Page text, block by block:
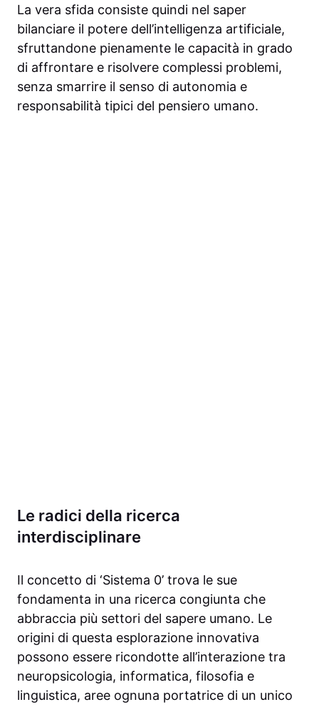
La vera sfida consiste quindi nel saper
bilanciare il potere dell’intelligenza artificiale,
sfruttandone pienamente le capacità in grado
di affrontare e risolvere complessi problemi,
senza smarrire il senso di autonomia e
responsabilità tipici del pensiero umano.
Le radici della ricerca
interdisciplinare
Il concetto di ‘Sistema 0’ trova le sue
fondamenta in una ricerca congiunta che
abbraccia più settori del sapere umano. Le
origini di questa esplorazione innovativa
possono essere ricondotte all’interazione tra
neuropsicologia, informatica, filosofia e
linguistica, aree ognuna portatrice di un unico